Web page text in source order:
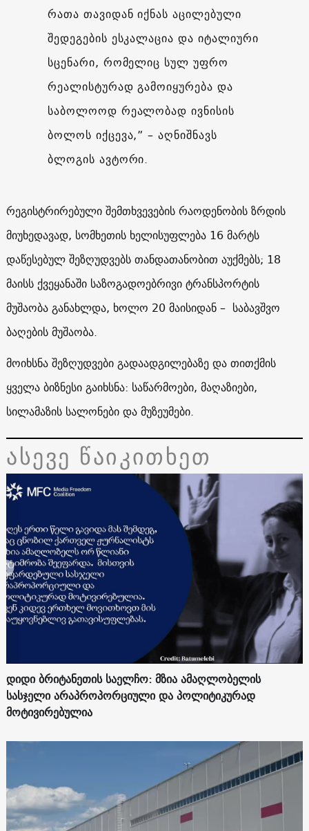
რათა თავიდან იქნას აცილებული
შედეგების ესკალაცია და იტალიური
სცენარი, რომელიც სულ უფრო
რეალისტურად გამოიყურება და
საბოლოოდ რეალობად ივნისის
ბოლოს იქცევა,” – აღნიშნავს
ბლოგის ავტორი.
რეგისტრირებული შემთხვევების რაოდენობის ზრდის
მიუხედავად, სომხეთის ხელისუფლება 16 მარტს
დაწესებულ შეზღუდვებს თანდათანობით აუქმებს; 18
მაისს ქვეყანაში საზოგადოებრივი ტრანსპორტის
მუშაობა განახლდა, ხოლო 20 მაისიდან – საბავშვო
ბაღების მუშაობა.
მოიხსნა შეზღუდვები გადაადგილებაზე და თითქმის
ყველა ბიზნესი გაიხსნა: საწარმოები, მაღაზიები,
სილამაზის სალონები და მუზეუმები.
ასევე წაიკითხეთ
დიდი ბრიტანეთის საელჩო: მზია ამაღლობელის
სასჯელი არაპროპორციული და პოლიტიკურად
მოტივირებულია